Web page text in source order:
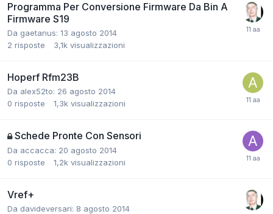
Programma Per Conversione Firmware Da Bin A
Firmware S19
Da gaetanus: 13 agosto 2014
2 risposte 3,1k visualizzazioni
Hoperf Rfm23B
Da alex52to: 26 agosto 2014
0 risposte 1,3k visualizzazioni
Schede Pronte Con Sensori
Da accacca: 20 agosto 2014
0 risposte 1,2k visualizzazioni
Vref+
Da davideversari: 8 agosto 2014